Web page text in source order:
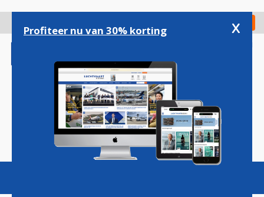
gaan
Check in
Magazine Podcasts Vacatures
Profiteer nu van 30% korting x